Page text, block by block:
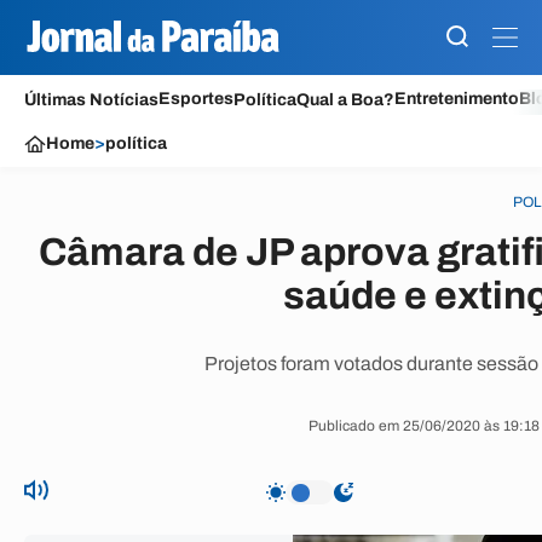
Últimas NotíciasEsportesPolíticaQual a Boa?Entretenimento
Home>política
Câmara de JP aprova
saúde e
Projetos foram votados durante
Publicado em 25/06/2020 às